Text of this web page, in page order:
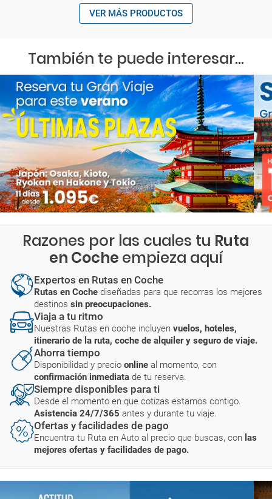
VER MÁS PRODUCTOS
También te puede interesar...
Razones por las cuales tu Ruta
en Coche empieza aquí
Expertos en Rutas en Coche
Rutas en Coche diseñadas para que recorras los mejores
destinos sin preocupaciones.
Viaja a tu ritmo
Nuestras Rutas en coche incluyen vuelos, hoteles,
itinerario de la ruta, coche de alquiler y seguro de viaje.
Ahorra tiempo
Disponibilidad y precio online al momento, con
confirmación inmediata de tu reserva.
Siempre disponibles para ti
Desde el momento en que cotizas estamos contigo.
Asistencia 24/7/365 antes y durante tu viaje.
Ofertas y facilidades de pago
Encuentra tu Ruta en Auto al precio que buscas, con las
mejores ofertas y facilidades de pago.